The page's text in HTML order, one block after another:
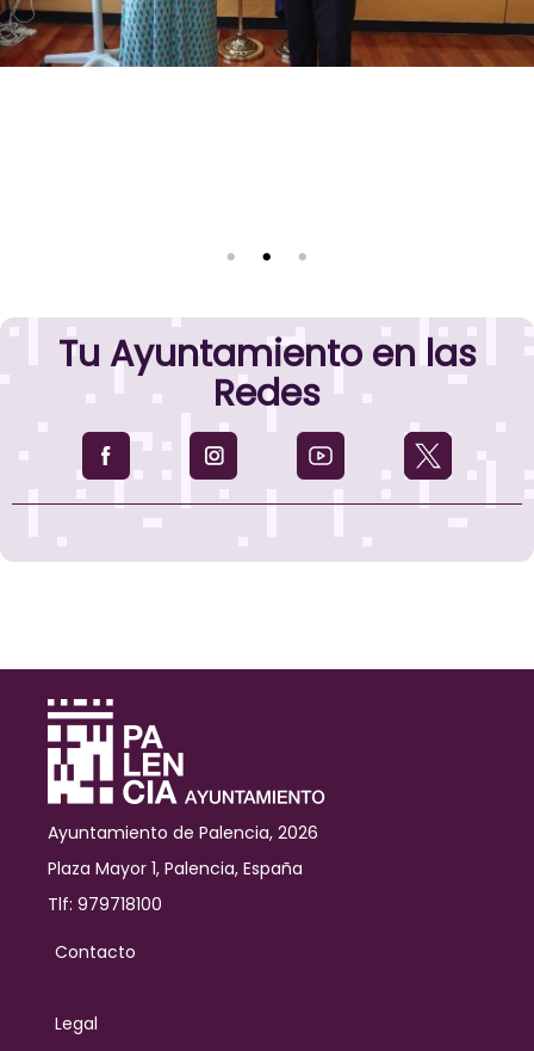
Tu Ayuntamiento en las
Redes
Ayuntamiento de Palencia, 2026
Plaza Mayor 1, Palencia, España
Tlf: 979718100
Contacto
Legal